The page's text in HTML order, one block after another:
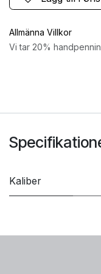
Allmänna Villkor
Vi tar 20%
Kaliber